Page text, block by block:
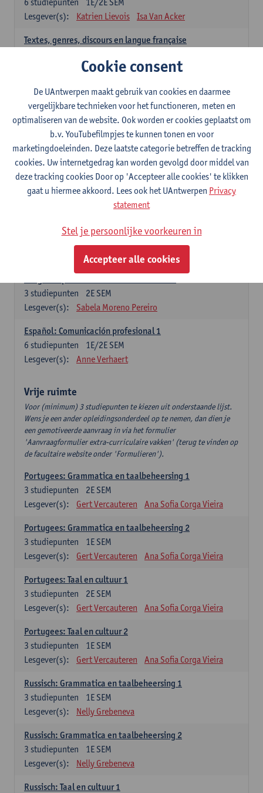
Lesgever(s):
Katrien Lievois Isa Van Acker
Textes, genres, discours en langue française
Kris Peeters
Spaans: verplichte opleidingsonderdelen
Gramática española 1
1E SEM
studiepunten
Lesgever(s):
Anne Verhaert
Gramática española 2
2E SEM
3studiepunten
Anne Verhaert
Lengua española: Destrezas básicas
Sabela Moreno Pereiro
2E SEM
3 studiepunten
Lesgever(s):
Sabela Moreno Pereiro
Español: Comunicación profesional 1
1E/2E SEM
6 studiepunten
Lesgever(s):
Anne Verhaert
Vrije ruimte
Voor (minimum) 3 studiepunten te kiezen uit onderstaande lijst.
Wens je een ander opleidingsonderdeel op te nemen, dan dien je
een gemotiveerde aanvraag in via het formulier
'Aanvraagformulier extra-curriculaire vakken' (terug te vinden op
de facultaire website onder 'Formulieren').
Portugees: Grammatica en taalbeheersing 1
2E SEM
3 studiepunten
Lesgever(s):
Gert Vercauteren Ana Sofia Corga Vieira
Portugees: Grammatica en taalbeheersing 2
1E SEM
3 studiepunten
Lesgever(s):
Gert Vercauteren Ana Sofia Corga Vieira
Portugees: Taal en cultuur 1
2E SEM
3 studiepunten
Lesgever(s):
Gert Vercauteren Ana Sofia Corga Vieira
Portugees: Taal en cultuur 2
1E SEM
3 studiepunten
Lesgever(s):
Gert Vercauteren Ana Sofia Corga Vieira
Russisch: Grammatica en taalbeheersing 1
1E SEM
3 studiepunten
Lesgever(s):
Nelly Grebeneva
Russisch: Grammatica en taalbeheersing 2
1E SEM
3 studiepunten
Lesgever(s):
Nelly Grebeneva
Russisch: Taal en cultuur 1
Cookie consent
De UAntwerpen maakt gebruik van cookies en daarmee
vergelijkbare technieken voor het functioneren, meten en
optimaliseren van de website. Ook worden er cookies geplaatst om
b.v. YouTubefilmpjes te kunnen tonen en voor
marketingdoeleinden. Deze laatste categorie betreffen de tracking
cookies. Uw internetgedrag kan worden gevolgd door middel van
deze tracking cookies Door op 'Accepteer alle cookies' te klikken
gaat u hiermee akkoord. Lees ook het UAntwerpen Privacy
statement
Stel je persoonlijke voorkeuren in
Accepteer alle cookies